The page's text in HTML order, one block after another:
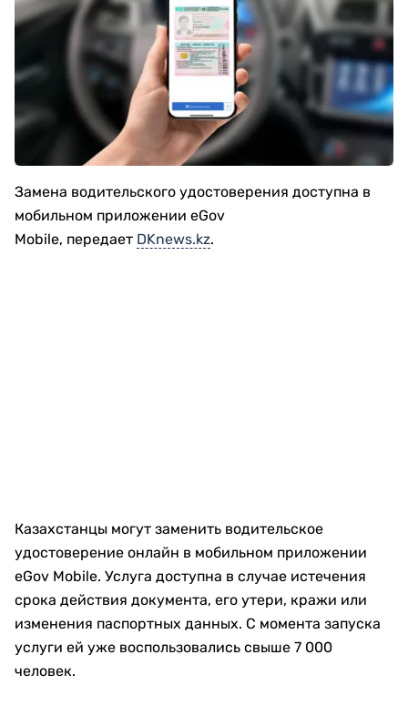
Замена водительского удостоверения доступна в
мобильном приложении eGov
Mobile, передает DKnews.kz.
Казахстанцы могут заменить водительское
удостоверение онлайн в мобильном приложении
eGov Mobile. Услуга доступна в случае истечения
срока действия документа, его утери, кражи или
изменения паспортных данных. С момента запуска
услуги ей уже воспользовались свыше 7 000
человек.